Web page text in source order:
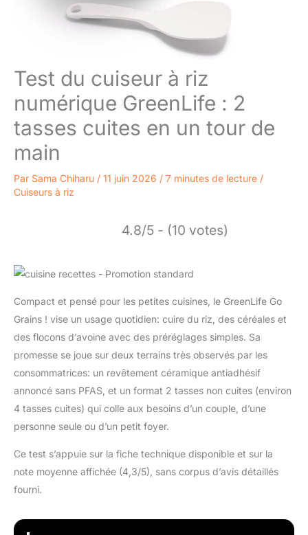
Test du cuiseur à riz
numérique GreenLife : 2
tasses cuites en un tour de
main
Par Sama Chiharu / 11 juin 2026 / 7 minutes de lecture /
Cuiseurs à riz
4.8/5 - (10 votes)
Compact et pensé pour les petites cuisines, le GreenLife Go
Grains ! vise un usage quotidien: cuire du riz, des céréales et
des flocons d’avoine avec des préréglages simples. Sa
promesse se joue sur deux terrains très observés par les
consommatrices: un revêtement céramique antiadhésif
annoncé sans PFAS, et un format 2 tasses non cuites (environ
4 tasses cuites) qui colle aux besoins d’un couple, d’une
personne seule ou d’un petit foyer.
Ce test s’appuie sur la fiche technique disponible et sur la
note moyenne affichée (4,3/5), sans corpus d’avis détaillés
fourni.